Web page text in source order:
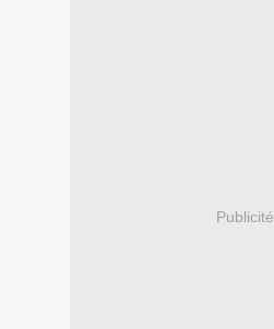
Publicité